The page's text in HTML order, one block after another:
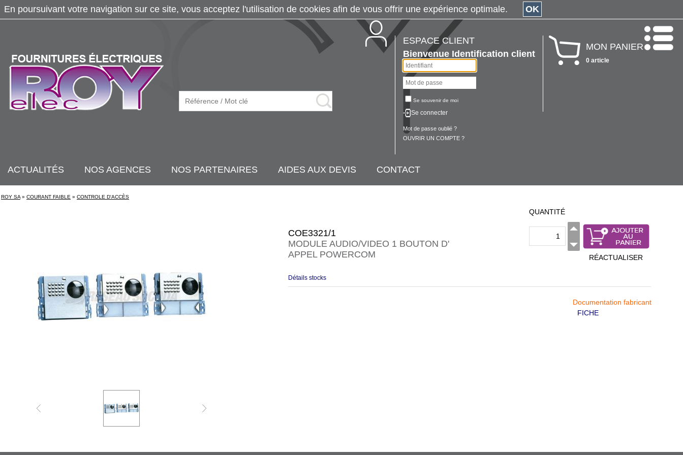
ESPACE CLIENT
Bienvenue Identification client
Se souvenir de moi
Se connecter
Mot de passe oublié ?
OUVRIR UN COMPTE ?
MON PANIER
0 article
ACTUALITÉS NOS AGENCES NOS PARTENAIRES AIDES AUX DEVIS CONTACT
ROY SA » COURANT FAIBLE » CONTROLE D'ACCÈS
COE3321/1
MODULE AUDIO/VIDEO 1 BOUTON D'
APPEL POWERCOM
QUANTITÉ
RÉACTUALISER
Détails stocks
Documentation fabricant
FICHE
En poursuivant votre navigation sur ce site, vous acceptez l'utilisation de cookies afin de vous offrir une expérience optimale. OK